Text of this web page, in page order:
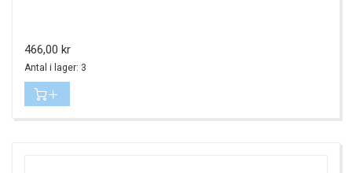
Pris
466,00 kr
Antal i lager: 3